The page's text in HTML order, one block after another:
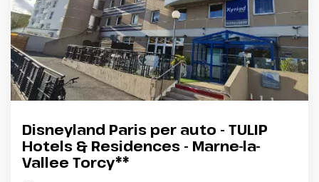
Disneyland Paris per auto - TULIP
Hotels & Residences - Marne-la-
Vallee Torcy**